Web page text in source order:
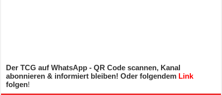
Der TCG auf WhatsApp - QR Code scannen, Kanal
abonnieren & informiert bleiben! Oder folgendem Link
folgen!